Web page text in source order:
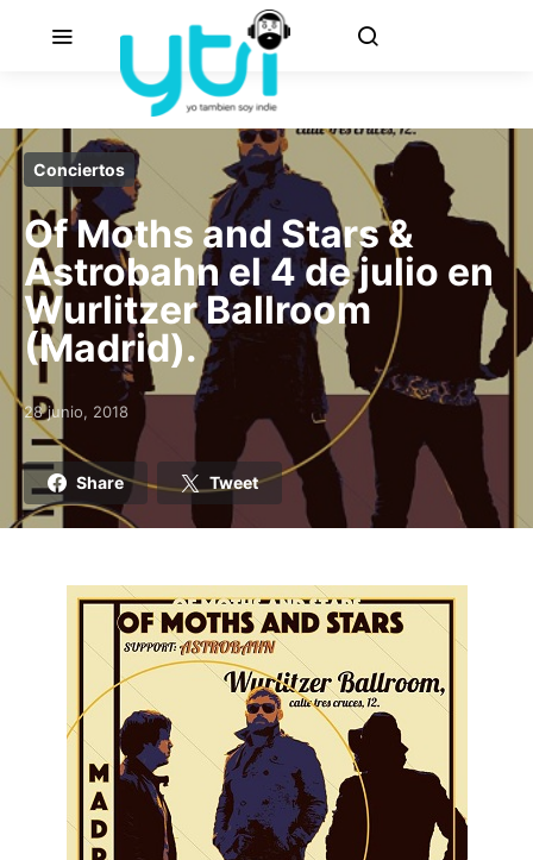
Conciertos
Of Moths and Stars &
Astrobahn el 4 de julio en
Wurlitzer Ballroom
(Madrid).
Posted on
28 junio, 2018
Share Tweet